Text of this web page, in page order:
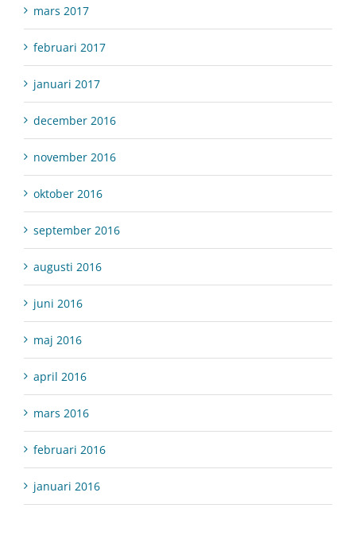
mars 2017
februari 2017
januari 2017
december 2016
november 2016
oktober 2016
september 2016
augusti 2016
juni 2016
maj 2016
april 2016
mars 2016
februari 2016
januari 2016